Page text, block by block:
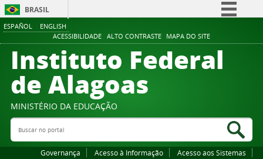
ESPAÑOL ENGLISH
ACESSIBILIDADE ALTO CONTRASTE MAPA DO SITE
BRASIL
Comunica BR
Participe
Canais
Instituto Federal
de Alagoas
MINISTÉRIO DA EDUCAÇÃO
Buscar no portal
Governança Acesso à Informação
Acesso aos Sistemas